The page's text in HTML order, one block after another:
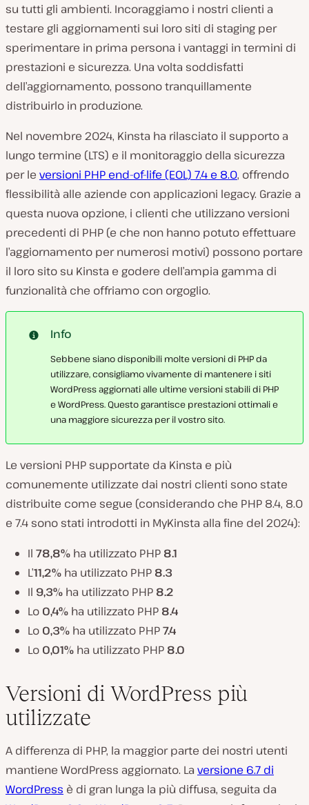
su tutti gli ambienti. Incoraggiamo i nostri clienti a
testare gli aggiornamenti sui loro siti di staging per
sperimentare in prima persona i vantaggi in termini di
prestazioni e sicurezza. Una volta soddisfatti
dell’aggiornamento, possono tranquillamente
distribuirlo in produzione.
Nel novembre 2024, Kinsta ha rilasciato il supporto a
lungo termine (LTS) e il monitoraggio della sicurezza
per le versioni PHP end-of-life (EOL) 7.4 e 8.0, offrendo
flessibilità alle aziende con applicazioni legacy. Grazie a
questa nuova opzione, i clienti che utilizzano versioni
precedenti di PHP (e che non hanno potuto effettuare
l’aggiornamento per numerosi motivi) possono portare
il loro sito su Kinsta e godere dell’ampia gamma di
funzionalità che offriamo con orgoglio.
Info
Sebbene siano disponibili molte versioni di PHP da
utilizzare, consigliamo vivamente di mantenere i siti
WordPress aggiornati alle ultime versioni stabili di PHP
e WordPress. Questo garantisce prestazioni ottimali e
una maggiore sicurezza per il vostro sito.
Le versioni PHP supportate da Kinsta e più
comunemente utilizzate dai nostri clienti sono state
distribuite come segue (considerando che PHP 8.4, 8.0
e 7.4 sono stati introdotti in MyKinsta alla fine del 2024):
Il 78,8% ha utilizzato PHP 8.1
L’11,2% ha utilizzato PHP 8.3
Il 9,3% ha utilizzato PHP 8.2
Lo 0,4% ha utilizzato PHP 8.4
Lo 0,3% ha utilizzato PHP7.4
Lo 0,01% ha utilizzato PHP 8.0
Versioni di WordPress più
utilizzate
A differenza di PHP, la maggior parte dei nostri utenti
mantiene WordPress aggiornato. La versione 6.7 di
WordPress è di gran lunga la più diffusa, seguita da